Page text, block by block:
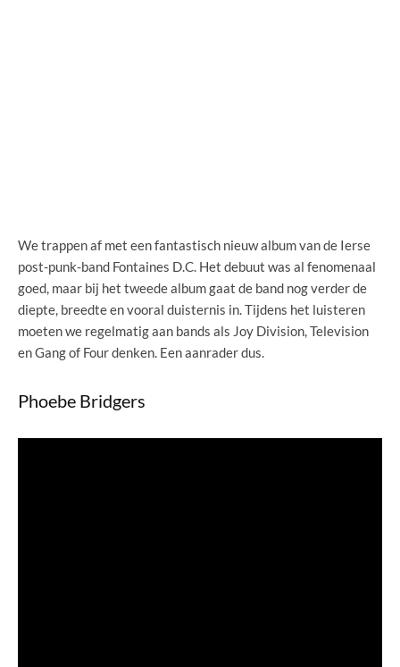
We trappen af met een fantastisch nieuw album van de Ierse
post-punk-band Fontaines D.C. Het debuut was al fenomenaal
goed, maar bij het tweede album gaat de band nog verder de
diepte, breedte en vooral duisternis in. Tijdens het luisteren
moeten we regelmatig aan bands als Joy Division, Television
en Gang of Four denken. Een aanrader dus.
Phoebe Bridgers